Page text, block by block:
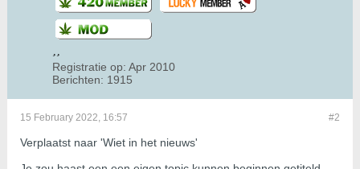
Registratie op: Apr 2010
Berichten: 1915
#2
15 February 2022, 16:57
Verplaatst naar 'Wiet in het nieuws'